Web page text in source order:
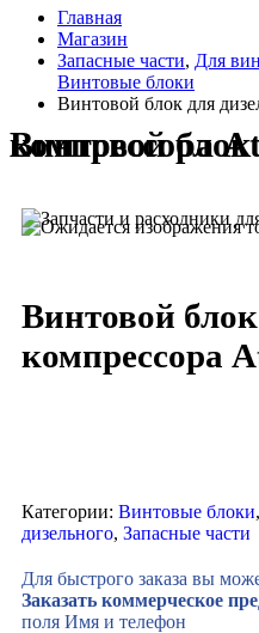
Главная
Магазин
Запасные части, Для
Винтовые блоки
Винтовой блок для
Винтовой блок для дизельного
Винтовой
компрессора
Категории: Винтовые блоки,
дизельного, Запасные части
Для быстрого заказа вы
Заказать коммерческое
поля Имя и телефон